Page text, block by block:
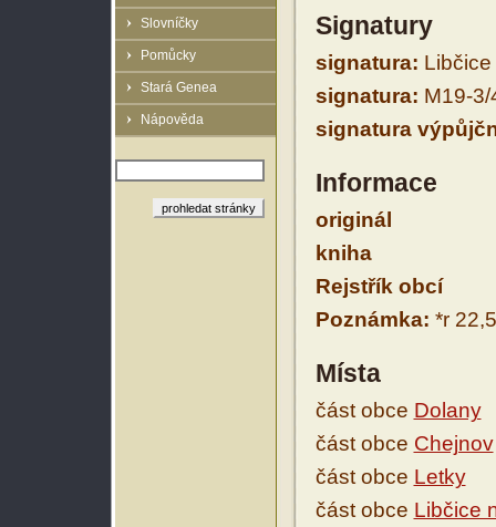
Slovníčky
Pomůcky
Stará Genea
Nápověda
Signatury
signatura:
signatura: M19-3/
signatura
Informace
originál
kniha
Rejstřík obcí
Poznámka: *r
Místa
část obce Dolany
část obce Chejnov
část obce Letky
část obce Libčice